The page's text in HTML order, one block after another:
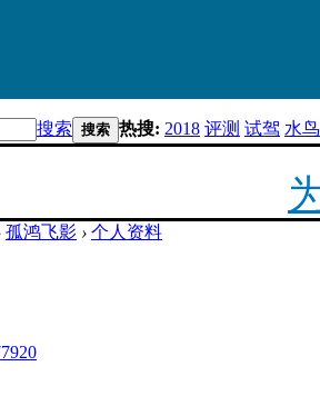
搜索 搜索 热搜: 2018 评测 试驾 水鸟
孤鸿飞影 › 个人资料